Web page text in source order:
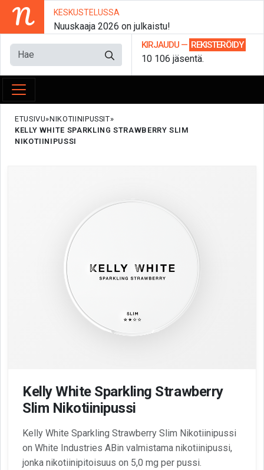
N KESKUSTELUSSA
Nuuskaaja 2026 on julkaistu!
KIRJAUDU — REKISTERÖIDY
10 106 jäsentä.
ETUSIVU NIKOTIINIPUSSIT
KELLY WHITE SPARKLING STRAWBERRY SLIM
NIKOTIINIPUSSI
Kelly White Sparkling Strawberry
Slim Nikotiinipussi
Kelly White Sparkling Strawberry Slim Nikotiinipussi
on White Industries ABin valmistama nikotiinipussi,
jonka nikotiinipitoisuus on 5,0 mg per pussi.